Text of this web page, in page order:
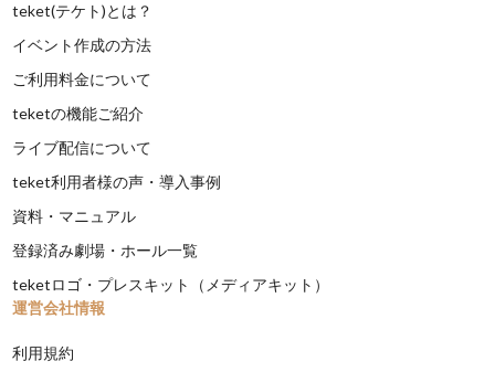
teket(テケト)とは？
イベント作成の方法
ご利用料金について
teketの機能ご紹介
ライブ配信について
teket利用者様の声・導入事例
資料・マニュアル
登録済み劇場・ホール一覧
teketロゴ・プレスキット（メディアキット）
運営会社情報
利用規約